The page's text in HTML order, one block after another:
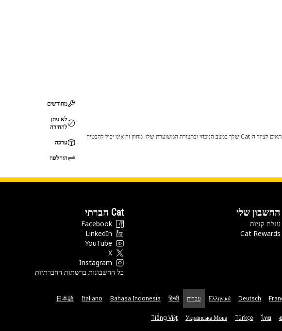
כל שינוי בתצורת היצרן עלול לגרום לכך שהמוצר לא יתאים לציוד ה-Cat שלך. אנא התייעץ עם סוכן ה-Cat שלך לפני הרכישה כדי לוודא שחלק זה מתאים לציוד ה-Cat שלך במצב הנוכחי ובתצורה המשוערת שלו. מחוון זה אינו יכול להבטיח
מחודשים
לא ניתן
להחזרה
ערכה
הוחלפה
החשבון שלי
עגלת קניות
Cat Rewards
Cat חברתי
Facebook
LinkedIn
YouTube
X
Instagram
כל החשבונות ברשתות החברתיות
Deutsch
Ελληνικά עברית हिन्दी
Bahasa Indonesia
Italiano
日本語
ไทย
Türkçe
Українська Мова
Tiếng Việt